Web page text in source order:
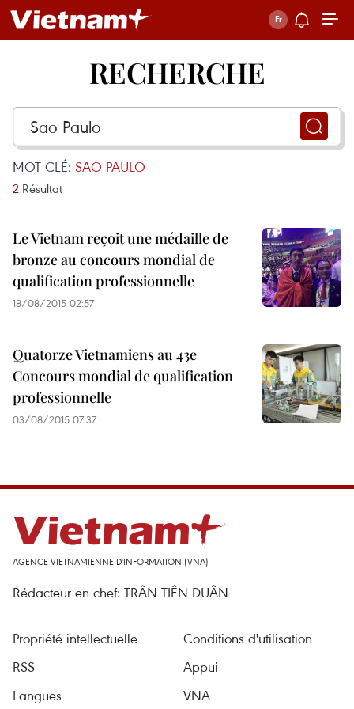
RECHERCHE
MOT CLÉ: SAO PAULO
2 Résultat
Le Vietnam reçoit une médaille de
bronze au concours mondial de
qualification professionnelle
18/08/2015 02:57
Quatorze Vietnamiens au 43e
Concours mondial de qualification
professionnelle
03/08/2015 07:37
AGENCE VIETNAMIENNE D'INFORMATION (VNA)
Rédacteur en chef: TRÂN TIÊN DUÂN
Propriété intellectuelle
Conditions d'utilisation
RSS
Appui
Langues
VNA